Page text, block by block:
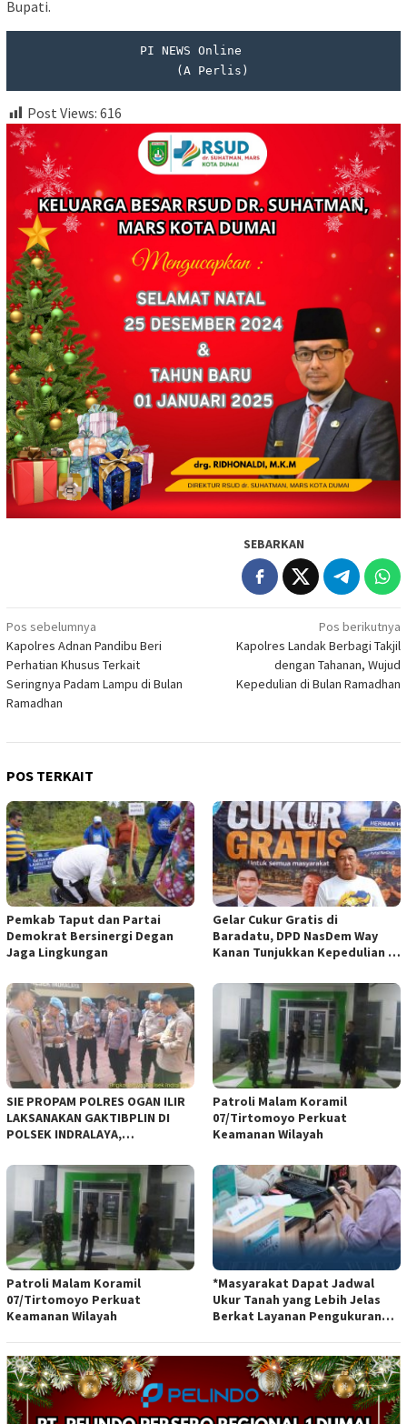
Bupati.
                      (A Perlis)
Post Views: 616
SEBARKAN
Navigasi
pos
Pos sebelumnya
Kapolres Adnan Pandibu Beri
Perhatian Khusus Terkait
Seringnya Padam Lampu di Bulan
Ramadhan
Pos berikutnya
Kapolres Landak Berbagi Takjil
dengan Tahanan, Wujud
Kepedulian di Bulan Ramadhan
POS TERKAIT
Pemkab Taput dan Partai
Demokrat Bersinergi Degan
Jaga Lingkungan
Gelar Cukur Gratis di
Baradatu, DPD NasDem Way
Kanan Tunjukkan Kepedulian di
SIE PROPAM POLRES OGAN ILIR
LAKSANAKAN GAKTIBPLIN DI
POLSEK INDRALAYA,
PERSONEL POLRI*
Patroli Malam Koramil
07/Tirtomoyo Perkuat
Keamanan Wilayah
Patroli Malam Koramil
07/Tirtomoyo Perkuat
Keamanan Wilayah
*Masyarakat Dapat Jadwal
Ukur Tanah yang Lebih Jelas
Berkat Layanan Pengukuran